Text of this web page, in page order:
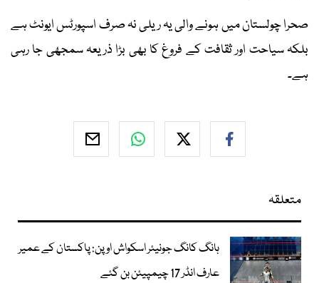
صحرا چولستان میں ہونے والی یہ ریلی نہ صرف اسپورٹس ایونٹ ہے
بلکہ سیاحت اور ثقافت کے فروغ کا بھی بڑا ذریعہ سمجھی جا رہی
ہے۔
متعلقہ
ہانگ کانگ جونیئر اسکواش اوپن: پاکستان کے عمیر
عارف انڈر 17 چیمپیئن بن گئے